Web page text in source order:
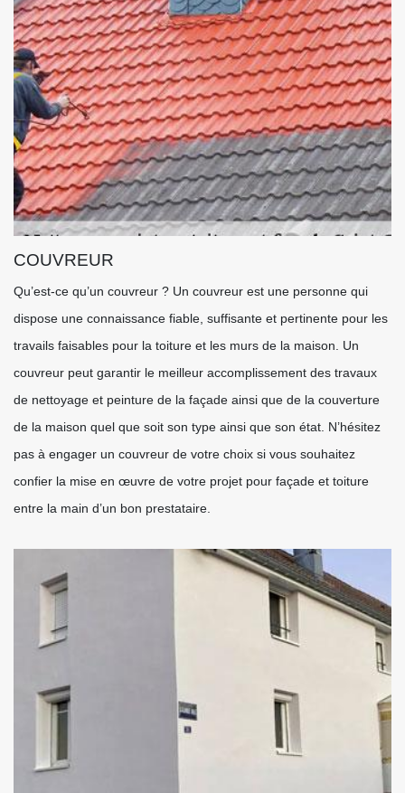
COUVREUR
Qu’est-ce qu’un couvreur ? Un couvreur est une personne qui
dispose une connaissance fiable, suffisante et pertinente pour les
travails faisables pour la toiture et les murs de la maison. Un
couvreur peut garantir le meilleur accomplissement des travaux
de nettoyage et peinture de la façade ainsi que de la couverture
de la maison quel que soit son type ainsi que son état. N’hésitez
pas à engager un couvreur de votre choix si vous souhaitez
confier la mise en œuvre de votre projet pour façade et toiture
entre la main d’un bon prestataire.